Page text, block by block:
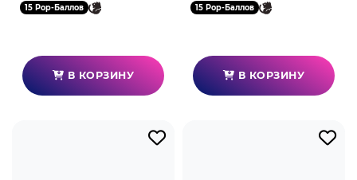
15 Pop-Баллов
В КОРЗИНУ
15 Pop-Баллов
В КОРЗИНУ